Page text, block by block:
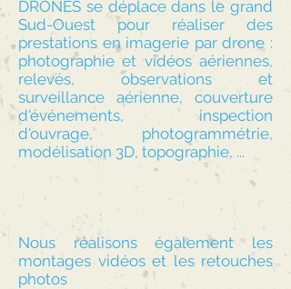
DRONES se déplace dans le grand
Sud-Ouest pour réaliser des
prestations en imagerie par drone :
photographie et vidéos aériennes,
relevés, observations et
surveillance aérienne, couverture
d'événements, inspection
d'ouvrage, photogrammétrie,
modélisation 3D, topographie, ...
Nous réalisons également les
montages vidéos et les retouches
photos